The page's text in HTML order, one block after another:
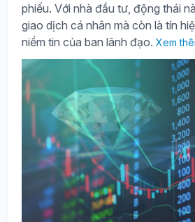
phiếu. Với nhà đầu tư, động thái
giao dịch cá nhân mà còn là tín
niềm tin của ban lãnh đạo. Xem